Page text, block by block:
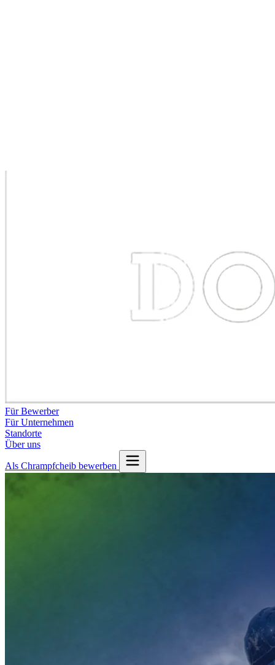
Für Bewerber
Für Unternehmen
Standorte
Über uns
Als Chrampfcheib bewerben